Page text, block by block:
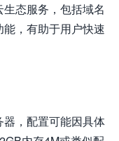
生态服务，包括域名
，有助于用户快速
器，配置可能因具体